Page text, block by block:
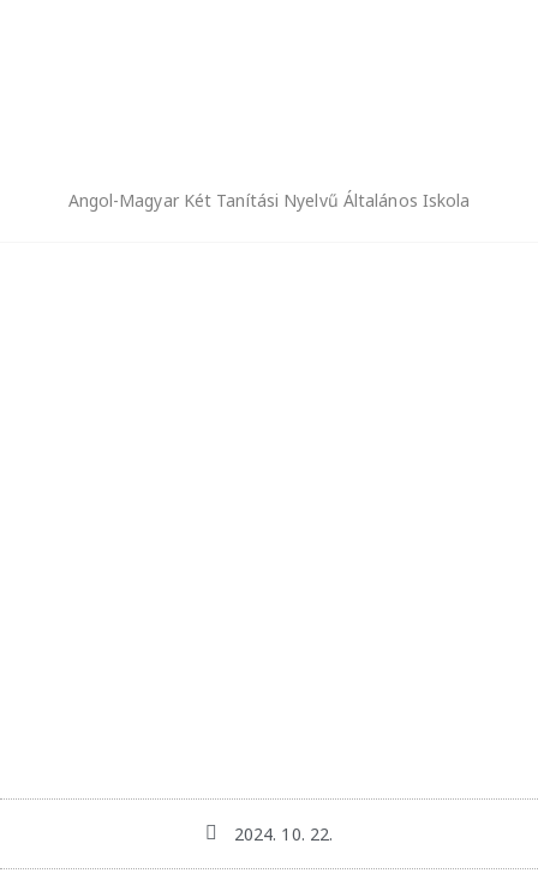
Angol-Magyar Két Tanítási Nyelvű Általános Iskola
2024. 10. 22.